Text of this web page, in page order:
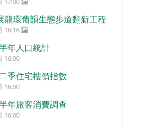
龍環葡韻生態步道翻新工程
16:16
年人口統計
16:00
季住宅樓價指數
16:00
年旅客消費調查
16:00